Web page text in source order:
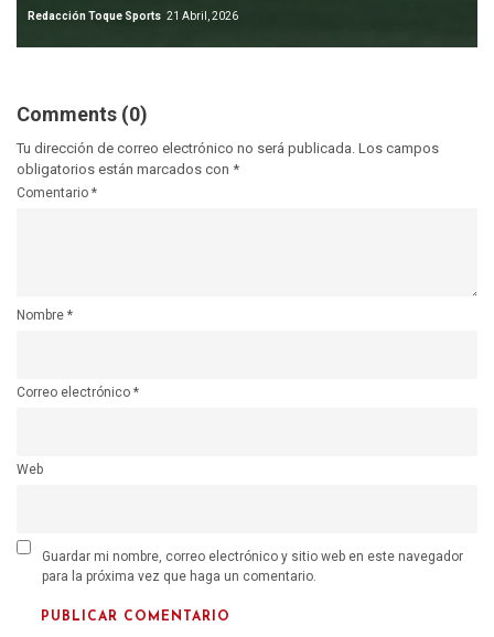
Redacción Toque Sports 21 Abril, 2026
Comments (0)
Tu dirección de correo electrónico no será publicada. Los campos
obligatorios están marcados con *
Comentario *
Nombre *
Correo electrónico *
Web
Guardar mi nombre, correo electrónico y sitio web en este navegador
para la próxima vez que haga un comentario.